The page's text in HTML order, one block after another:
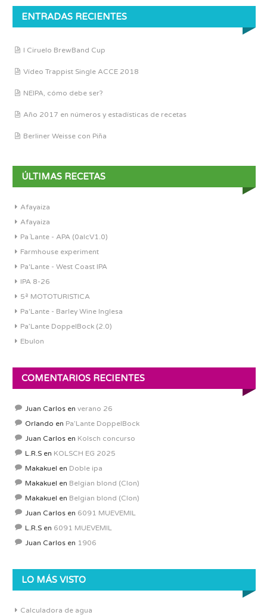
ENTRADAS RECIENTES
I Ciruelo BrewBand Cup
Vídeo Trappist Single ACCE 2018
NEIPA, cómo debe ser?
Año 2017 en números y estadísticas de recetas
Berliner Weisse con Piña
ÚLTIMAS RECETAS
Afayaiza
Afayaiza
Pa´Lante - APA (0alcV1.0)
Farmhouse experiment
Pa'Lante - West Coast IPA
IPA 8-26
5ª MOTOTURISTICA
Pa'Lante - Barley Wine Inglesa
Pa’Lante DoppelBock (2.0)
Ebulon
COMENTARIOS RECIENTES
Juan Carlos en verano 26
Orlando en Pa’Lante DoppelBock
Juan Carlos en Kolsch concurso
L.R.S en KOLSCH EG 2025
Makakuel en Doble ipa
Makakuel en Belgian blond (Clon)
Makakuel en Belgian blond (Clon)
Juan Carlos en 6091 MUEVEMIL
L.R.S en 6091 MUEVEMIL
Juan Carlos en 1906
LO MÁS VISTO
Calculadora de agua